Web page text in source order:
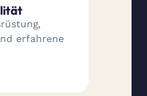
erfahrene